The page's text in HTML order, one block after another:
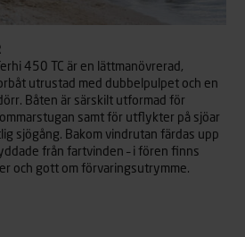
450 TC är en lättmanövrerad,
utrustad med dubbelpulpet och en
Båten är särskilt utformad för
samt för utflykter på sjöar
sjögång. Bakom vindrutan färdas upp
från fartvinden – i fören finns
och gott om förvaringsutrymme.